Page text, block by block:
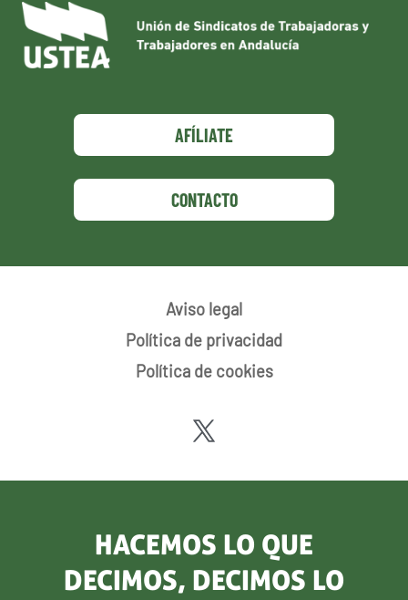
AFÍLIATE
CONTACTO
Aviso legal
Política de privacidad
Política de cookies
HACEMOS LO QUE
DECIMOS, DECIMOS LO